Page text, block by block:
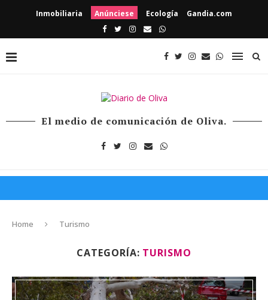
Inmobiliaria Anúnciese Ecología Gandia.com
El medio de comunicación de Oliva.
Home Turismo
CATEGORÍA: TURISMO